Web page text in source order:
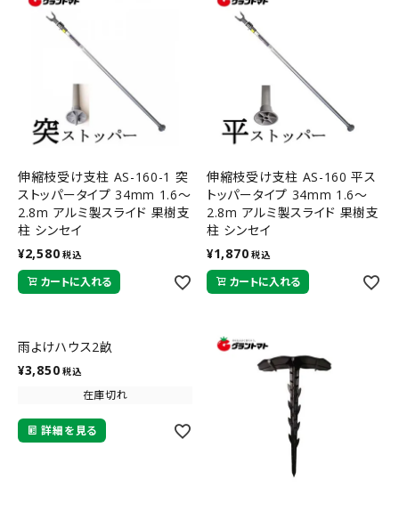
伸縮枝受け支柱 AS-160-1 突
ストッパータイプ 34mm 1.6～
2.8m アルミ製スライド 果樹支
柱 シンセイ
¥2,580 税込
カートに入れる
伸縮枝受け支柱 AS-160 平ス
トッパータイプ 34mm 1.6～
2.8m アルミ製スライド 果樹支
柱 シンセイ
¥1,870 税込
カートに入れる
雨よけハウス2畝
¥3,850 税込
在庫切れ
詳細を見る